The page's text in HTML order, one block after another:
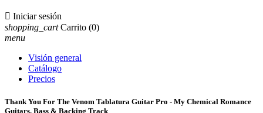
 Iniciar sesión
shopping_cart Carrito (0)
menu
Visión general
Catálogo
Precios
Thank You For The Venom Tablatura Guitar Pro - My Chemical Romance
Guitars, Bass & Backing Track